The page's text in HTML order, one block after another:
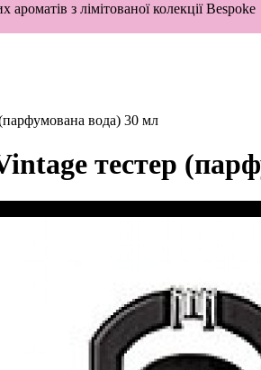
з лімітованої колекції Bespoke
вода) 30 мл
тестер